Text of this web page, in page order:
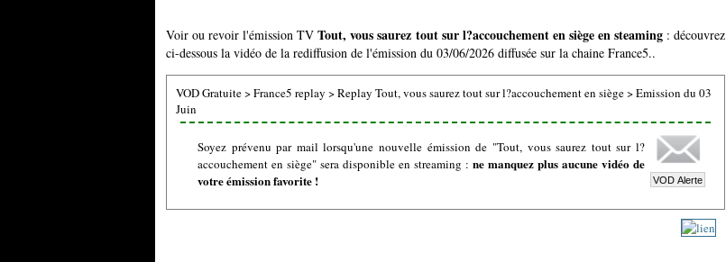
Voir ou revoir l'émission TVTout, vous saurez tout sur l?accouchement en siège en steaming: découvrez
ci-dessous la vidéo de la rediffusion de l'émission du 03/06/2026 diffusée sur la chaine France5..
VOD Gratuite>France5 replay >Replay Tout, vous saurez tout sur l?accouchement en siège>Emission du 03
Juin
Soyez prévenu par mail lorsqu'une nouvelle émission de "Tout, vous saurez tout sur l?
accouchement en siège" sera disponible en streaming : ne manquez plus aucune vidéo de
votre émission favorite !